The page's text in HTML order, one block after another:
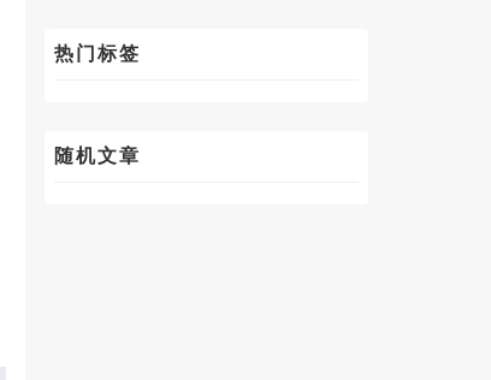
热门标签
随机文章